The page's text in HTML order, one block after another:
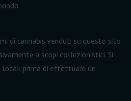
di cannabis venduti su questo sito
a scopi collezionistici. Si
locali prima di effettuare un